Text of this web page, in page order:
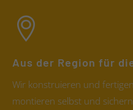
Aus der Region für
Wir konstruieren und
montieren selbst und